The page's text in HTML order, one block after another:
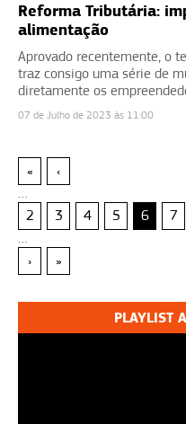
Reforma Tributária:
alimentação
Aprovado recentemente, o
traz consigo uma série de
diretamente os
07 de Julho de 2023 às 11:00
«
‹
…
2
3 4 5 6 7
…
›
»
PLAYLIST